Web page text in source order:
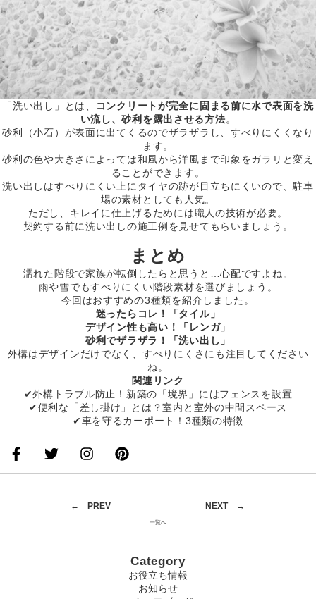
「洗い出し」とは、
コンクリートが完全に固まる前に水で表面を洗
い流し、砂利を露出させる方法。
砂利（小石）が表面に出てくるのでザラザラし、すべりにくくなり
ます。
砂利の色や大きさによっては和風から洋風まで印象をガラリと変え
ることができます。
洗い出しはすべりにくい上にタイヤの跡が目立ちにくいので、駐車
場の素材としても人気。
ただし、キレイに仕上げるためには職人の技術が必要。
契約する前に洗い出しの施工例を見せてもらいましょう。
まとめ
濡れた階段で家族が転倒したらと思うと…心配ですよね。
雨や雪でもすべりにくい階段素材を選びましょう。
今回はおすすめの3種類を紹介しました。
迷ったらコレ！「タイル」
デザイン性も高い！「レンガ」
砂利でザラザラ！「洗い出し」
外構はデザインだけでなく、すべりにくさにも注目してください
ね。
関連リンク
✔外構トラブル防止！新築の「境界」にはフェンスを設置
✔便利な「差し掛け」とは？室内と室外の中間スペース
✔車を守るカーポート！3種類の特徴
← PREV
一覧へ
NEXT →
Category
お役立ち情報
お知らせ